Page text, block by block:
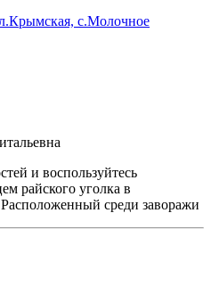
с.Молочное
и воспользуйтесь
райского уголка в
среди заворажи